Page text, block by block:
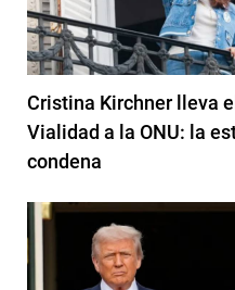
Cristina Kirchner lleva
Vialidad a la ONU: la
condena